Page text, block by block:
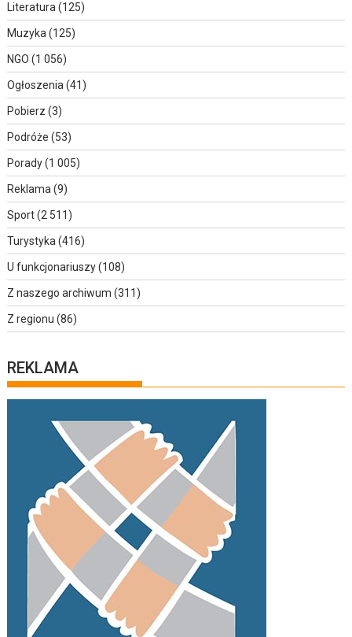
Literatura(125)
Muzyka(125)
NGO (1 056)
Ogłoszenia(41)
Pobierz (3)
Podróże (53)
Porady(1 005)
Reklama(9)
Sport(2 511)
Turystyka(416)
U funkcjonariuszy(108)
Z naszego archiwum (311)
Z regionu (86)
REKLAMA